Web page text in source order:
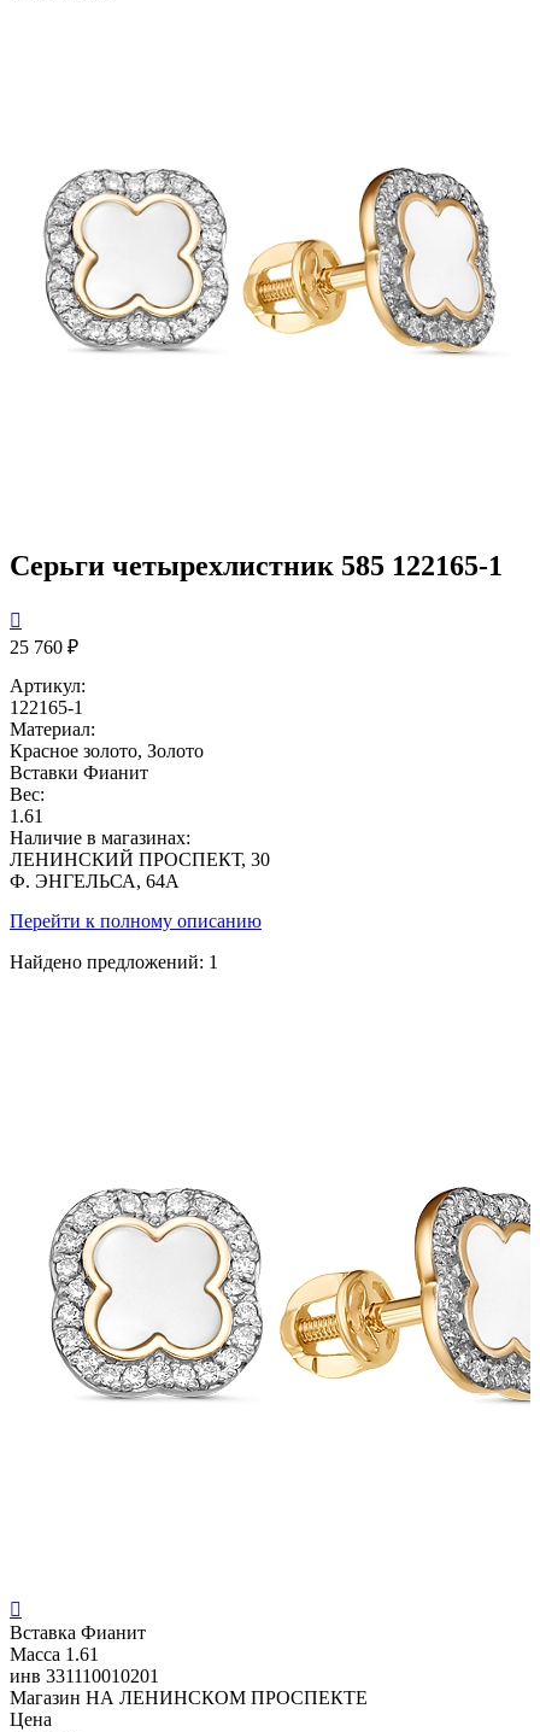
Серьги четырехлистник 585 122165-1

25 760 ₽
Артикул:
122165-1
Материал:
Красное золото, Золото
Вставки Фианит
Вес:
1.61
Наличие в магазинах:
ЛЕНИНСКИЙ ПРОСПЕКТ, 30
Ф. ЭНГЕЛЬСА, 64А
Перейти к полному описанию
Найдено предложений: 1

Вставка Фианит
Масса 1.61
инв 331110010201
Магазин НА ЛЕНИНСКОМ ПРОСПЕКТЕ
Цена